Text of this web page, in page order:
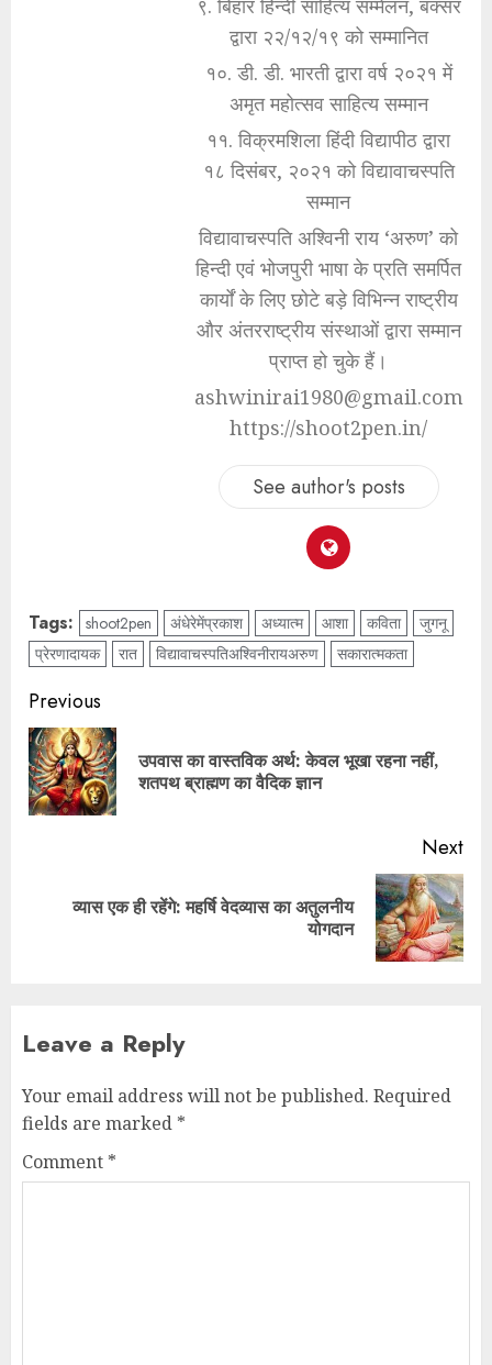
द्वारा २२/१२/१९ को सम्मानित
१०. डी. डी. भारती द्वारा वर्ष २०२१ में
अमृत महोत्सव साहित्य सम्मान
११. विक्रमशिला हिंदी विद्यापीठ द्वारा
१८ दिसंबर, २०२१ को विद्यावाचस्पति
सम्मान
विद्यावाचस्पति अश्विनी राय ‘अरुण’ को
हिन्दी एवं भोजपुरी भाषा के प्रति समर्पित
कार्यों के लिए छोटे बड़े विभिन्न राष्ट्रीय
और अंतरराष्ट्रीय संस्थाओं द्वारा सम्मान
प्राप्त हो चुके हैं।
ashwinirai1980@gmail.com
https://shoot2pen.in/
See author's posts
Tags: shoot2pen अंधेरेमेंप्रकाश अध्यात्म आशा कविता
जुगनू
प्रेरणादायक
रात विद्यावाचस्पतिअश्विनीरायअरुण सकारात्मकता
Previous
उपवास का वास्तविक अर्थ: केवल भूखा रहना नहीं,
शतपथ ब्राह्मण का वैदिक ज्ञान
Next
व्यास एक ही रहेंगे: महर्षि वेदव्यास का अतुलनीय
योगदान
Leave a Reply
Your email address will not be published. Required
fields are marked *
Comment *